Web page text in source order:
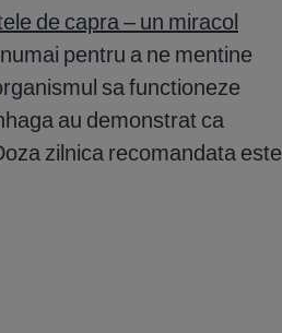
de capra – un miracol
pentru a ne mentine
sa functioneze
au demonstrat ca
zilnica recomandata este